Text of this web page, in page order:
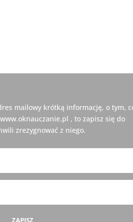
mailowy krótką informację, o tym,
, to zapisz się do
zrezygnować z niego.
ZAPISZ